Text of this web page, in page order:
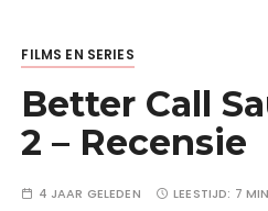
FILMS EN SERIES
Better Call
2 – Recensie
4 JAAR GELEDEN LEESTIJD: 7